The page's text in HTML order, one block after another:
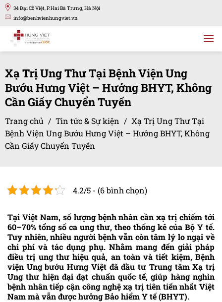
Bỏ
qua
dung
34 Đại Cồ Việt, P. Hai Bà Trưng, Hà Nội
info@benhvienhungviet.vn
Xạ Trị Ung Thư Tại Bệnh Viện Ung
Bướu Hưng Việt – Hưởng BHYT, Không
Cần Giấy Chuyển Tuyến
Trang chủ / Tin tức & Sự kiện / Xạ Trị Ung Thư Tại
Bệnh Viện Ung Bướu Hưng Việt – Hưởng BHYT, Không
Cần Giấy Chuyển Tuyến
4.2/5 - (6 bình chọn)
Tại Việt Nam, số lượng bệnh nhân cần xạ trị chiếm tới
60–70% tổng số ca ung thư, theo thống kê của Bộ Y tế.
Tuy nhiên, nhiều người bệnh vẫn còn tâm lý lo ngại về
chi phí và tác dụng phụ. Nhằm mang đến giải pháp
điều trị ung thư hiệu quả, an toàn và tiết kiệm, Bệnh
viện Ung bướu Hưng Việt đã đầu tư Trung tâm Xạ trị
Ung thư hiện đại đạt chuẩn quốc tế, giúp hàng nghìn
bệnh nhân tiếp cận công nghệ xạ trị tiên tiến nhất Việt
Nam mà vẫn được hưởng Bảo hiểm Y tế (BHYT).